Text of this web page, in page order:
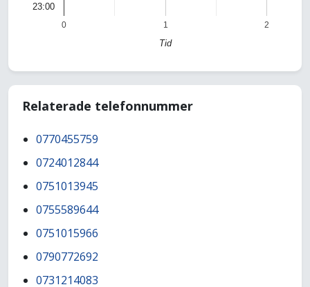
0 1 2
23:00
Tid
Relaterade telefonnummer
0770455759
0724012844
0751013945
0755589644
0751015966
0790772692
0731214083